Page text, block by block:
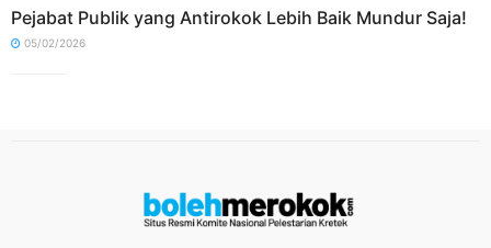
Pejabat Publik yang Antirokok Lebih Baik Mundur Saja!
05/02/2026